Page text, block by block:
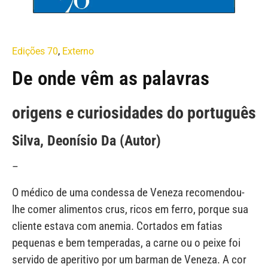
Edições 70, Externo
De onde vêm as palavras
origens e curiosidades do português
Silva, Deonísio Da (Autor)
–
O médico de uma condessa de Veneza recomendou-
lhe comer alimentos crus, ricos em ferro, porque sua
cliente estava com anemia. Cortados em fatias
pequenas e bem temperadas, a carne ou o peixe foi
servido de aperitivo por um barman de Veneza. A cor